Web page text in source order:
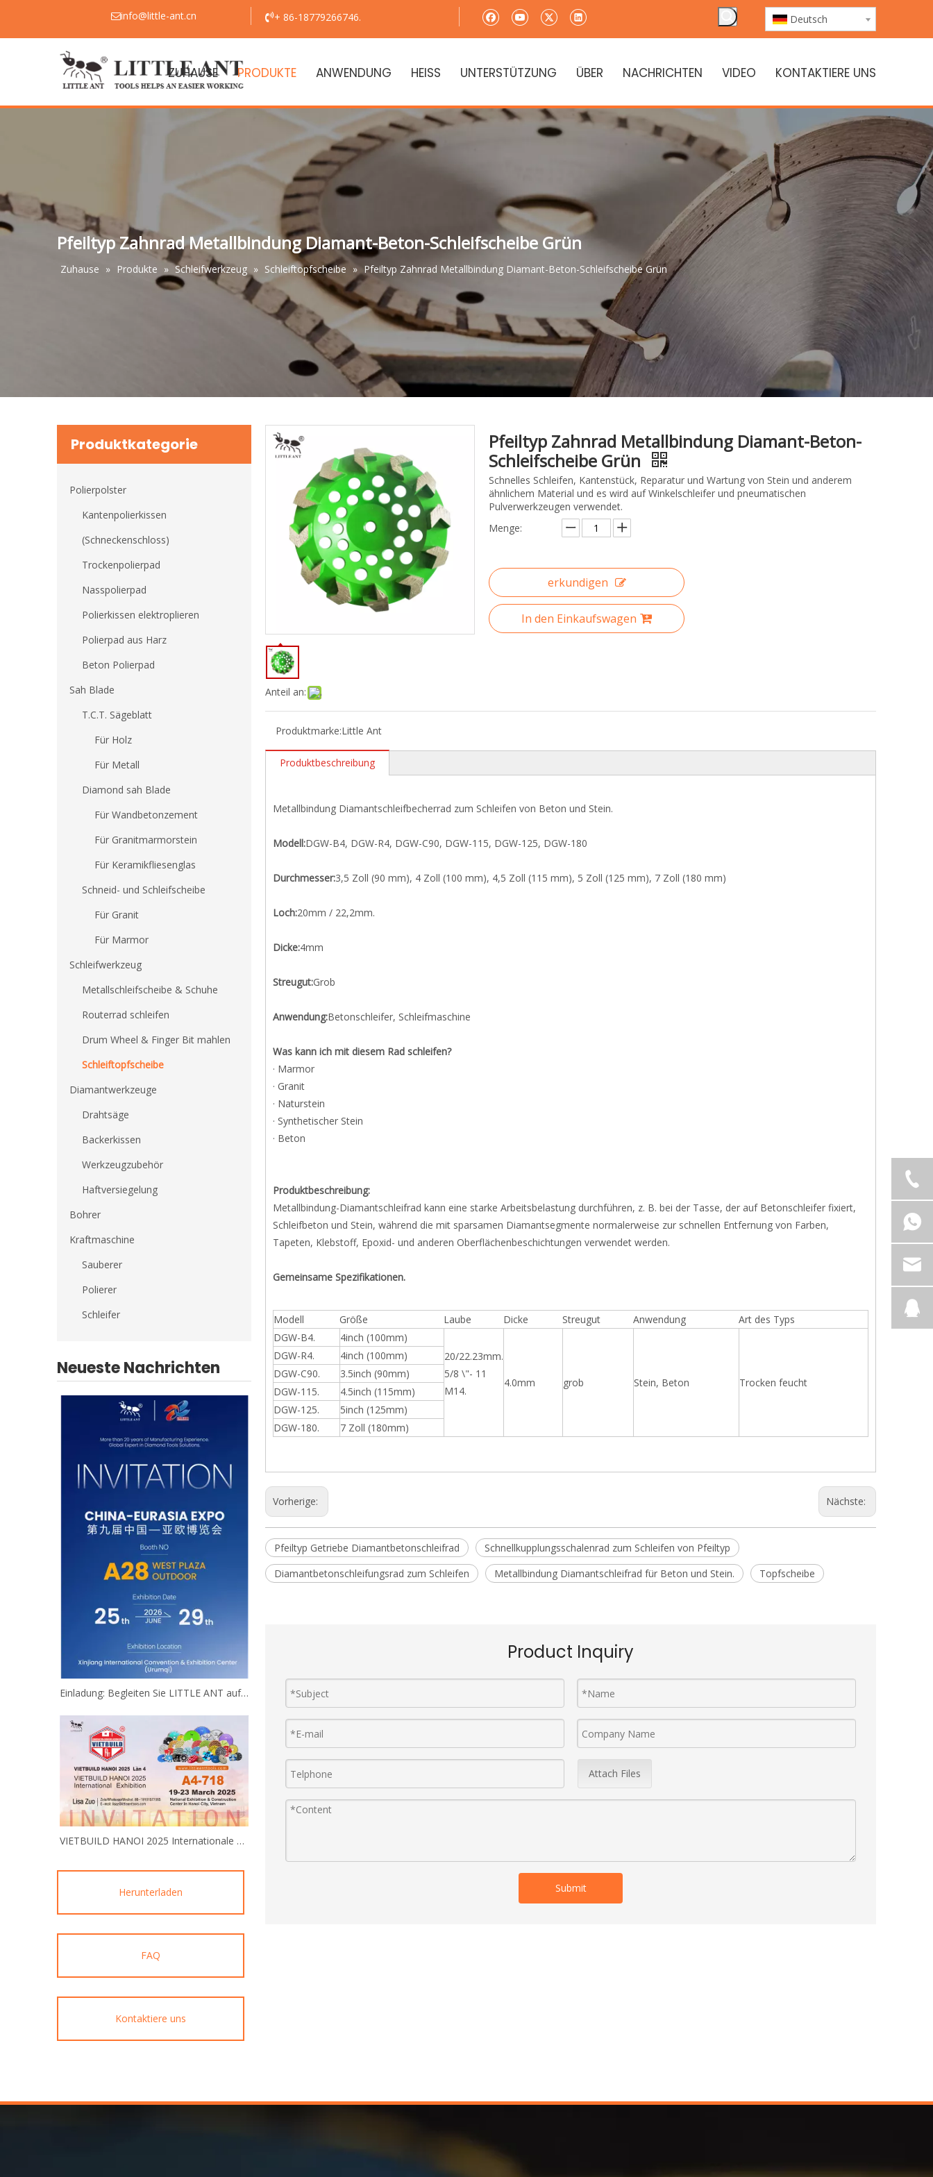
info@little-ant.cn + 86-18779266746. Deutsch
ZUHAUSE PRODUKTE ANWENDUNG HEISS UNTERSTÜTZUNG ÜBER NACHRICHTEN VIDEO KONTAKTIERE UNS
Pfeiltyp Zahnrad Metallbindung Diamant-Beton-Schleifscheibe Grün
Zuhause » Produkte » Schleifwerkzeug » Schleiftopfscheibe » Pfeiltyp Zahnrad Metallbindung Diamant-Beton-Schleifscheibe Grün
Produktkategorie
Polierpolster
Kantenpolierkissen
(Schneckenschloss)
Trockenpolierpad
Nasspolierpad
Polierkissen elektroplieren
Polierpad aus Harz
Beton Polierpad
Sah Blade
T.C.T. Sägeblatt
Für Holz
Für Metall
Diamond sah Blade
Für Wandbetonzement
Für Granitmarmorstein
Für Keramikfliesenglas
Schneid- und Schleifscheibe
Für Granit
Für Marmor
Schleifwerkzeug
Metallschleifscheibe & Schuhe
Routerrad schleifen
Drum Wheel & Finger Bit mahlen
Schleiftopfscheibe
Diamantwerkzeuge
Drahtsäge
Backerkissen
Werkzeugzubehör
Haftversiegelung
Bohrer
Kraftmaschine
Sauberer
Polierer
Schleifer
Neueste Nachrichten
Einladung: Begleiten Sie LITTLE ANT auf der 9. China-Eurasia Expo!
VIETBUILD HANOI 2025 Internationale Ausstellung
Herunterladen
FAQ
Kontaktiere uns
Anteil an:
Pfeiltyp Zahnrad Metallbindung Diamant-Beton-
Schleifscheibe Grün
Schnelles Schleifen, Kantenstück, Reparatur und Wartung von Stein und anderem
ähnlichem Material und es wird auf Winkelschleifer und pneumatischen
Pulverwerkzeugen verwendet.
Menge:
erkundigen
In den Einkaufswagen
Produktmarke:Little Ant
Produktbeschreibung
Metallbindung Diamantschleifbecherrad zum Schleifen von Beton und Stein.
Modell:DGW-B4, DGW-R4, DGW-C90, DGW-115, DGW-125, DGW-180
Durchmesser:3,5 Zoll (90 mm), 4 Zoll (100 mm), 4,5 Zoll (115 mm), 5 Zoll (125 mm), 7 Zoll (180 mm)
Loch:20mm / 22,2mm.
Dicke:4mm
Streugut:Grob
Anwendung:Betonschleifer, Schleifmaschine
Was kann ich mit diesem Rad schleifen?
· Marmor
· Granit
· Naturstein
· Synthetischer Stein
· Beton
Produktbeschreibung:
Metallbindung-Diamantschleifrad kann eine starke Arbeitsbelastung durchführen, z. B. bei der Tasse, der auf Betonschleifer fixiert,
Schleifbeton und Stein, während die mit sparsamen Diamantsegmente normalerweise zur schnellen Entfernung von Farben,
Tapeten, Klebstoff, Epoxid- und anderen Oberflächenbeschichtungen verwendet werden.
Gemeinsame Spezifikationen.
Modell Größe Laube Dicke Streugut Anwendung
Art des Typs
DGW-B4.
4inch (100mm)
20/22.23mm.
5/8 \"- 11
M14.
4.0mm grob Stein, Beton Trocken feucht
DGW-R4.
4inch (100mm)
DGW-C90.
3.5inch (90mm)
DGW-115.
4.5inch (115mm)
DGW-125.
5inch (125mm)
DGW-180.
7 Zoll (180mm)
Vorherige: Nächste:
Pfeiltyp Getriebe Diamantbetonschleifrad
Schnellkupplungsschalenrad zum Schleifen von Pfeiltyp
Diamantbetonschleifungsrad zum Schleifen
Metallbindung Diamantschleifrad für Beton und Stein. Topfscheibe
Product Inquiry
Attach Files
Submit